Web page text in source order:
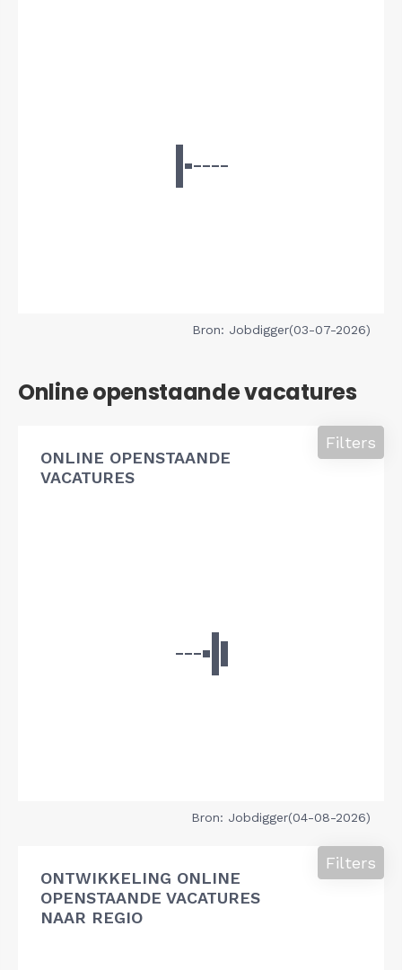
Bron: Jobdigger(03-07-2026)
Online openstaande vacatures
ONLINE OPENSTAANDE
VACATURES
Filters
Bron: Jobdigger(04-08-2026)
ONTWIKKELING ONLINE
OPENSTAANDE VACATURES
NAAR REGIO
Filters